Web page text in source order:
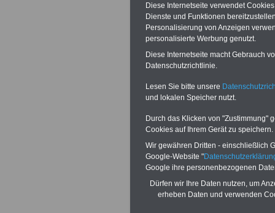
Bayern
09.12.2025
Bayern:
Diese Internetseite verwendet
Dienste und Funktionen
Personalisierung von Anzeigen
personalisierte Werbung genutzt.
Diese Internetseite macht Gebrauch
Datenschutzrichtlinie.
Lesen Sie bitte unsere
und lokalen Speicher nutzt.
Durch das Klicken von "Zustimmung"
Cookies auf Ihrem Gerät zu speichern.
Wir gewähren Dritten - einschließlich
Google-Website "
Google ihre personenbezogenen
Dürfen wir Ihre Daten nutzen, um
erheben Daten und verwenden